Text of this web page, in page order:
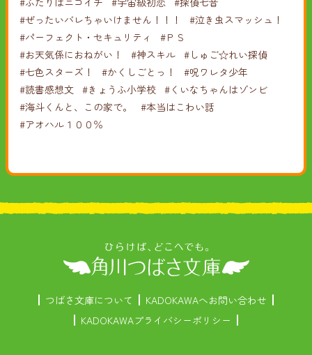
#ぜったいバレちゃいけません！！！
#泣き虫スマッシュ！
#パーフェクト・セキュリティ
#ＰＳ
#お天気係におねがい！
#神スキル #しゅご☆れい探偵
#七色スターズ！
#かくしごとっ！
#呪ワレタ少年
#読書感想文
#きょうふ小学校 #くいなちゃんはゾンビ
#海斗くんと、この家で。
#本当はこわい話
#アオハル１００％
つばさ文庫について
KADOKAWAへお問い合わせ
KADOKAWAプライバシーポリシー